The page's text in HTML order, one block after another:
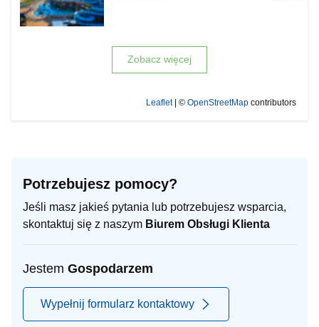
Zobacz więcej
Leaflet| © OpenStreetMap contributors
Potrzebujesz pomocy?
Jeśli masz jakieś pytania lub potrzebujesz wsparcia,
skontaktuj się z naszym Biurem Obsługi Klienta
Jestem Gospodarzem
Wypełnij formularz kontaktowy